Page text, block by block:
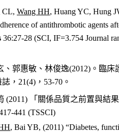
CL, Wang HH, Huang YC, Hung
of antithrombotic agents
36:27-28 (SCI, IF=3.754 Journal
郭惠敏、林俊逸(2012)。臨床
，21(4)，53-70。
(2011) 「關係品質之前置與結
441 (TSSCI)
, Bai YB, (2011) “Diabetes,